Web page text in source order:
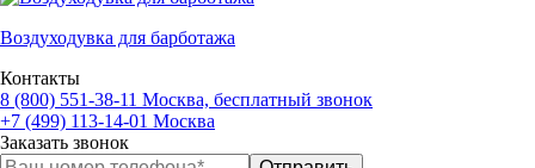
Воздуходувка для барботажа
Контакты
8 (800) 551-38-11 Москва, бесплатный звонок
+7 (499) 113-14-01 Москва
Заказать звонок